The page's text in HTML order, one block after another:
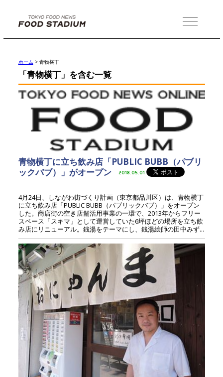
MENU
ホーム > 青物横丁
「青物横丁」を含む一覧
青物横丁に立ち飲み店「PUBLIC BUBB（パブリ
ックバブ）」がオープン
2018.05.01
4月24日、しながわ街づくり計画（東京都品川区）は、青物横丁
に立ち飲み店「PUBLIC BUBB（パブリックバブ）」をオープン
した。商店街の空き店舗活用事業の一環で、2013年からフリー
スペース「スキマ」として運営していた6坪ほどの場所を立ち飲
み店にリニューアル。銭湯をテーマにし、銭湯絵師の田中みず...